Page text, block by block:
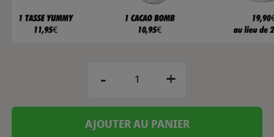
- +
AJOUTER AU PANIER